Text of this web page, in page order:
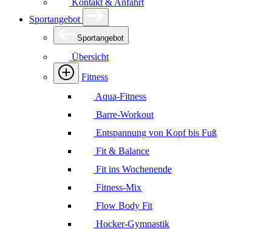
Kontakt & Anfahrt
Sportangebot
Sportangebot
Übersicht
Fitness
Aqua-Fitness
Barre-Workout
Entspannung von Kopf bis Fuß
Fit & Balance
Fit ins Wochenende
Fitness-Mix
Flow Body Fit
Hocker-Gymnastik